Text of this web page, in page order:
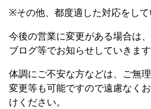
※その他、都度適した対応をして
今後の営業に変更がある場合は
ブログ等でお知らせしていきます
体調にご不安な方などは、ご無
変更等も可能ですので遠慮なく
けください。